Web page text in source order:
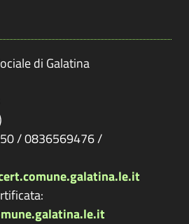
di Galatina
/ 0836569476 /